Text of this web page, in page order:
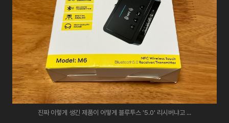
진짜 이렇게 생긴 제품이 어떻게 블루투스 '5.0' 리시버냐고 ...